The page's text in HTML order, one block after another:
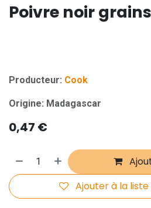
Poivre noir
Producteur: Cook
Origine: Madagascar
0,47 €
Ajouter à la